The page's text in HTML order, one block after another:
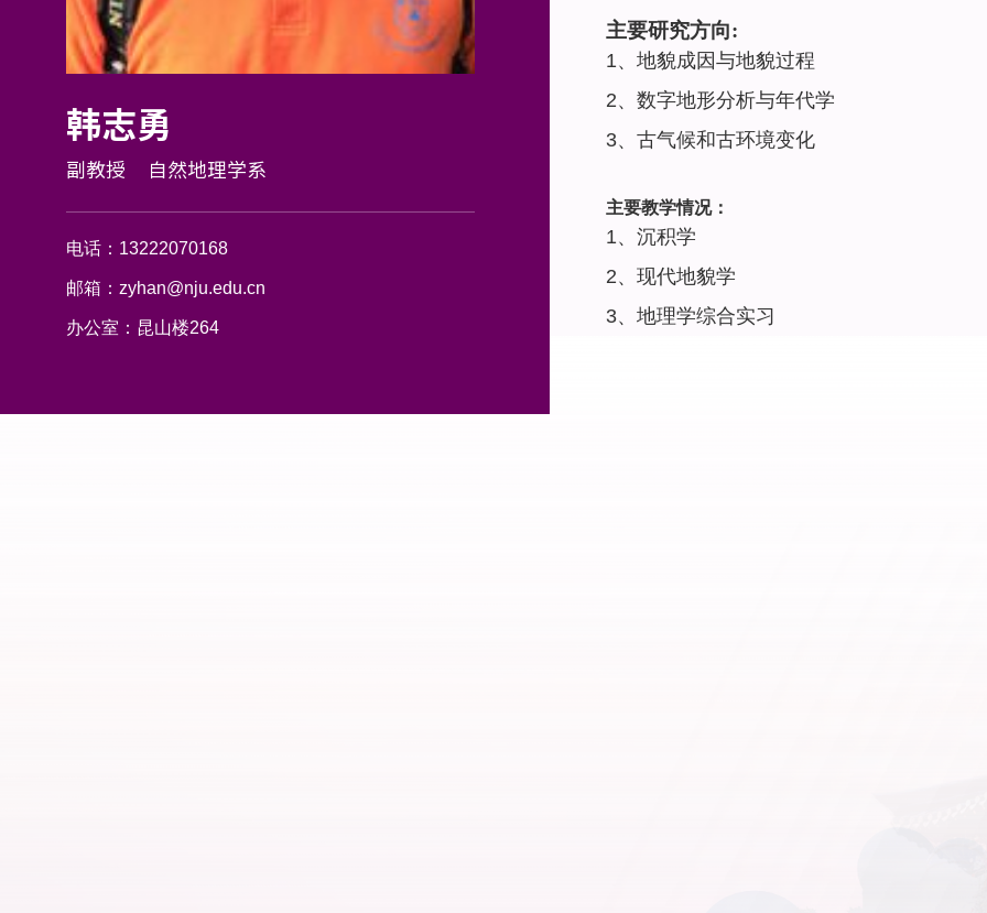
韩志勇
副教授 自然地理学系
电话： 13222070168
邮箱： zyhan@nju.edu.cn
办公室： 昆山楼264
主要研究方向:
1、地貌成因与地貌过程
2、数字地形分析与年代学
3、古气候和古环境变化
主要教学情况：
1、沉积学
2、现代地貌学
3、地理学综合实习